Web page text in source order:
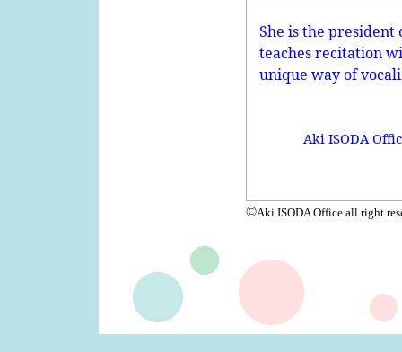
She is the
teaches recitation
unique way of
Aki ISODA
©Aki ISODA Office all right